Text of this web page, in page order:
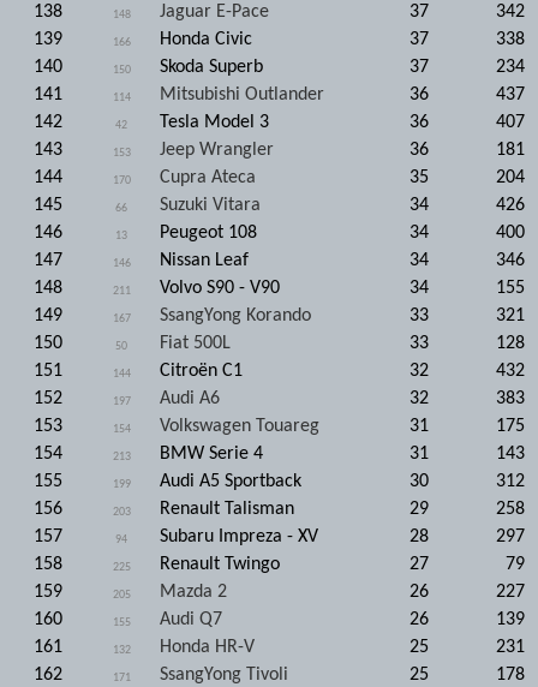
138
148 Jaguar E-Pace 37
342
139
166 Honda Civic 37
338
140
150 Skoda Superb 37
234
141
114 Mitsubishi Outlander 36
437
142
42 Tesla Model 3 36
407
143
153 Jeep Wrangler 36
181
144
170 Cupra Ateca 35
204
145
66 Suzuki Vitara 34
426
146
13 Peugeot 108 34
400
147
146 Nissan Leaf 34
346
148
211 Volvo S90 - V90 34
155
149
167 SsangYong Korando 33
321
150
50 Fiat 500L 33
128
151
144 Citroën C1 32
432
152
197 Audi A6 32
383
153
154 Volkswagen Touareg 31
175
154
213 BMW Serie 4 31
143
155
199 Audi A5 Sportback 30
312
156
203 Renault Talisman 29
258
157
94 Subaru Impreza - XV 28
297
158
225 Renault Twingo 27
79
159
205 Mazda 2 26
227
160
155 Audi Q7 26
139
161
132 Honda HR-V 25
231
162
171 SsangYong Tivoli 25
178